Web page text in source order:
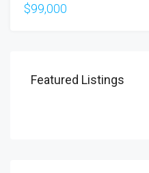
$99,000
Featured Listings